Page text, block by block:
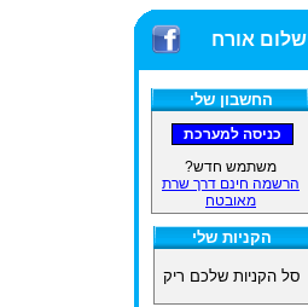
שלום אורח
החשבון שלי
משתמש חדש?
הרשמה חינם דרך שרת
מאובטח
הקניות שלי
סל הקניות שלכם ריק